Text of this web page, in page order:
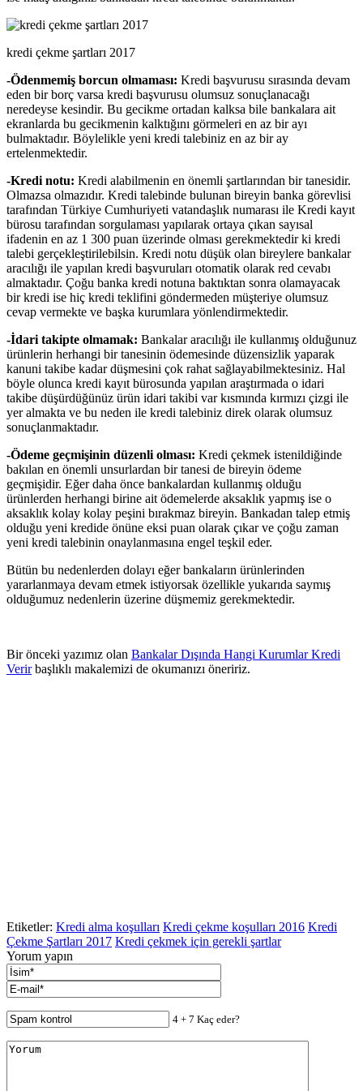
kredi çekme şartları 2017
-Ödenmemiş borcun olmaması: Kredi başvurusu sırasında devam
eden bir borç varsa kredi başvurusu olumsuz sonuçlanacağı
neredeyse kesindir. Bu gecikme ortadan kalksa bile bankalara ait
ekranlarda bu gecikmenin kalktığını görmeleri en az bir ayı
bulmaktadır. Böylelikle yeni kredi talebiniz en az bir ay
ertelenmektedir.
-Kredi notu: Kredi alabilmenin en önemli şartlarından bir tanesidir.
Olmazsa olmazıdır. Kredi talebinde bulunan bireyin banka görevlisi
tarafından Türkiye Cumhuriyeti vatandaşlık numarası ile Kredi kayıt
bürosu tarafından sorgulaması yapılarak ortaya çıkan sayısal
ifadenin en az 1 300 puan üzerinde olması gerekmektedir ki kredi
talebi gerçekleştirilebilsin. Kredi notu düşük olan bireylere bankalar
aracılığı ile yapılan kredi başvuruları otomatik olarak red cevabı
almaktadır. Çoğu banka kredi notuna baktıktan sonra olamayacak
bir kredi ise hiç kredi teklifini göndermeden müşteriye olumsuz
cevap vermekte ve başka kurumlara yönlendirmektedir.
-İdari takipte olmamak: Bankalar aracılığı ile kullanmış olduğunuz
ürünlerin herhangi bir tanesinin ödemesinde düzensizlik yaparak
kanuni takibe kadar düşmesini çok rahat sağlayabilmektesiniz. Hal
böyle olunca kredi kayıt bürosunda yapılan araştırmada o idari
takibe düşürdüğünüz ürün idari takibi var kısmında kırmızı çizgi ile
yer almakta ve bu neden ile kredi talebiniz direk olarak olumsuz
sonuçlanmaktadır.
-Ödeme geçmişinin düzenli olması: Kredi çekmek istenildiğinde
bakılan en önemli unsurlardan bir tanesi de bireyin ödeme
geçmişidir. Eğer daha önce bankalardan kullanmış olduğu
ürünlerden herhangi birine ait ödemelerde aksaklık yapmış ise o
aksaklık kolay kolay peşini bırakmaz bireyin. Bankadan talep etmiş
olduğu yeni kredide önüne eksi puan olarak çıkar ve çoğu zaman
yeni kredi talebinin onaylanmasına engel teşkil eder.
Bütün bu nedenlerden dolayı eğer bankaların ürünlerinden
yararlanmaya devam etmek istiyorsak özellikle yukarıda saymış
olduğumuz nedenlerin üzerine düşmemiz gerekmektedir.
Bir önceki yazımız olan Bankalar Dışında Hangi Kurumlar Kredi
Verirbaşlıklı makalemizi de okumanızı öneririz.
Etiketler: Kredi alma koşulları Kredi çekme koşulları 2016 Kredi
Çekme Şartları 2017 Kredi çekmek için gerekli şartlar
Yorum yapın
4 + 7 Kaç eder?